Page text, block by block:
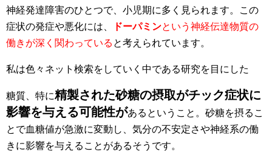
神経発達障害のひとつで、小児期に多く見られます。この
症状の発症や悪化には、
ドーパミンという神経伝達物質の
働きが深く関わっている と考えられています。
私は色々ネット検索をしていく中である研究を目にした
糖質、特に精製された砂糖の摂取がチック症状に
影響を与える可能性があるということ。砂糖を摂るこ
とで血糖値が急激に変動し、気分の不安定さや神経系の働
きに影響を与えることがあるそうです。